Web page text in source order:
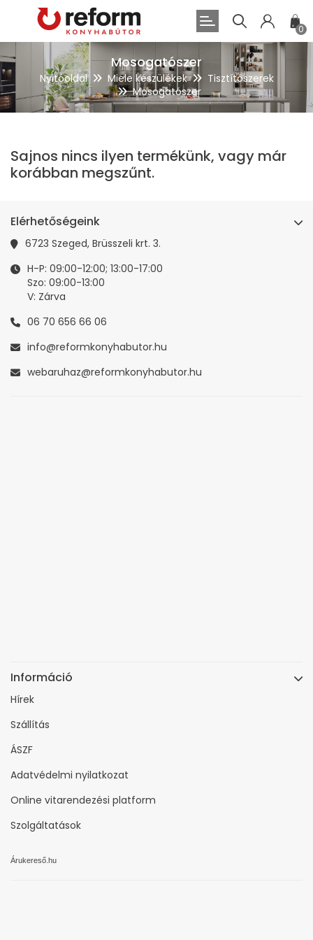
0
Mosogatószer
Nyitóoldal Miele készülékek
Tisztítószerek
Mosogatószer
Sajnos nincs ilyen termékünk, vagy már
korábban megszűnt.
Elérhetőségeink
6723 Szeged, Brüsszeli krt. 3.
H-P: 09:00-12:00; 13:00-17:00
Szo: 09:00-13:00
V: Zárva
06 70 656 66 06
info@reformkonyhabutor.hu
webaruhaz@reformkonyhabutor.hu
Információ
Hírek
Szállítás
ÁSZF
Adatvédelmi nyilatkozat
Online vitarendezési platform
Szolgáltatások
Árukereső.hu